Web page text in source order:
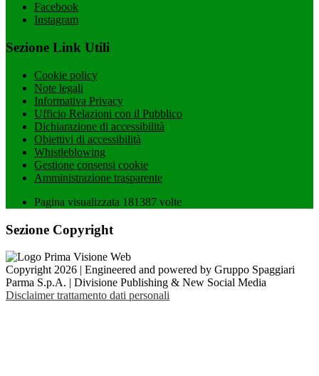
Facebook
Instagram
Sezione Link Utili
Cookie policy
Note legali
Informativa Privacy
Ufficio Relazioni con il Pubblico
Dichiarazione di accessibilità
Obiettivi di accessibilità
Whistleblowing
Gestione consensi cookie
Amministrazione trasparente
Pagina visualizzata 181387 volte
Sezione Copyright
Copyright 2026 | Engineered and powered by Gruppo Spaggiari
Parma S.p.A. | Divisione Publishing & New Social Media
Disclaimer trattamento dati personali